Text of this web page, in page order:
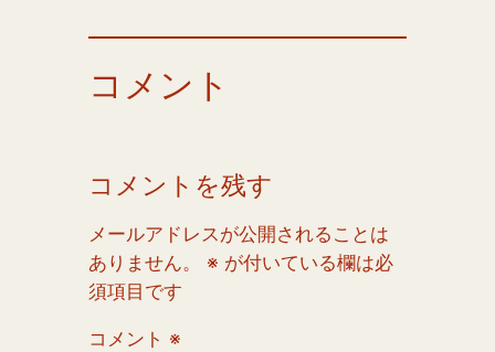
コメント
コメントを残す
メールアドレスが公開されることは
ありません。
※ が付いている欄は必
須項目です
コメント ※